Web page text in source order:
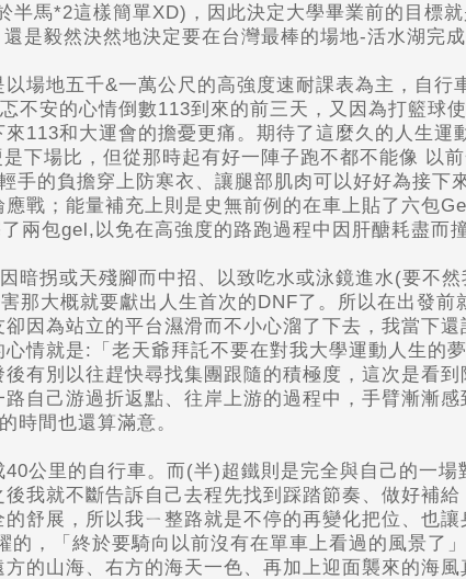
馬*2這樣簡單XD)，因此決定大學畢業前的目標就
是毅然決然地決定要在台灣最棒的場地-活水湖完成
場地五千&一萬公尺的高強度速耐課表為主，自行
安的心情倒數113到來的前三天，又因為打籃球
113和大運會的擔憂更痛。期待了這麼久的人生運
下場比，但從那時起有好一陣子跑不都不能像 以
的負擔穿上防寒衣、讓腿部肌肉可以好好為接下
戰；能量補充上則是史無前例的在車上貼了六包
兩包gel,以免在高強度的路跑過程中因肝醣耗盡而撞
暗拐或天殘腳而中招、以致吃水或泳鏡進水(要不
那大概就要獻出人生首次的DNF了。所以在出發前
因為站立的平台濕滑而不小心溜了下去，我當下
情就是:「老天爺拜託不要在對我大學運動人生的夢
有別以往趕快尋找集團跟隨的積極度，這次是看到
自己游過折返點、往岸上游的過程中，手臂漸漸
時間也還算滿意。
公里的自行車。而(半)超鐵則是完全與自己的一場
我就不斷告訴自己去程先找到踩踏節奏、做好補
舒展，所以我ㄧ整路就是不停的再變化把位、也
，「終於要騎向以前沒有在單車上看過的風景了
的山海、右方的海天一色、再加上迎面襲來的海